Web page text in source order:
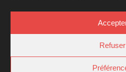
Refuser
Résonances